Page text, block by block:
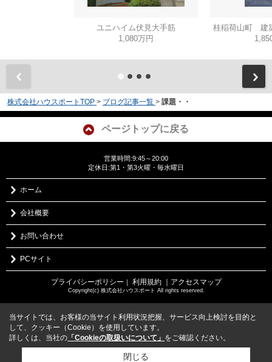
ユニハイム伏見大手筋
1,080万円
桂稲荷山町 建
株式会社ハウスポートTOP > ブログ記事一覧 > 課題・・
ページトップに戻る
営業時間:9:45～20:00
定休日:第1・第3火曜・毎水曜日
ホーム
会社概要
お問い合わせ
PCサイト
プライバシーポリシー ｜ 利用規約 ｜アクセスマップ
Copyright(c) 株式会社ハウスポート All rights reserved.
当サイトでは、お客様の当サイト利用状況把握、サービス向上検討を目的と
して、クッキー（Cookie）を使用しています。
詳しくは、当社の 「Cookieの取扱いについて」 をご確認ください。
閉じる